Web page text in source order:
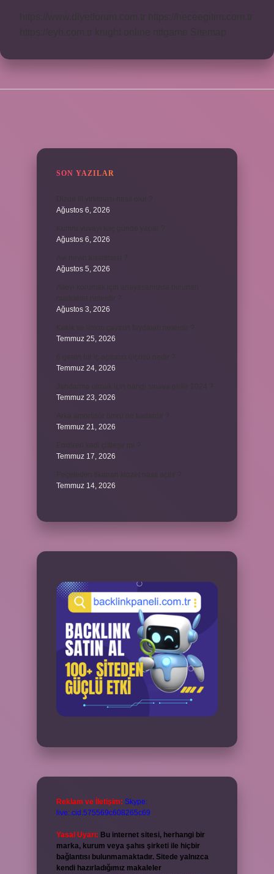
SON YAZILAR
Ağustos 6, 2026
Ağustos 6, 2026
Ağustos 5, 2026
Ağustos 3, 2026
Temmuz 25, 2026
Temmuz 24, 2026
Temmuz 23, 2026
Temmuz 21, 2026
Temmuz 17, 2026
Temmuz 14, 2026
Reklam ve İletişim: Skype:
live:.cid.575569c608265c69
Yasal Uyarı: Bu internet sitesi, herhangi bir
marka, kurum veya şahıs şirketi ile hiçbir
bağlantısı bulunmamaktadır. Sitede yalnızca
kendi hazırladığımız makaleler